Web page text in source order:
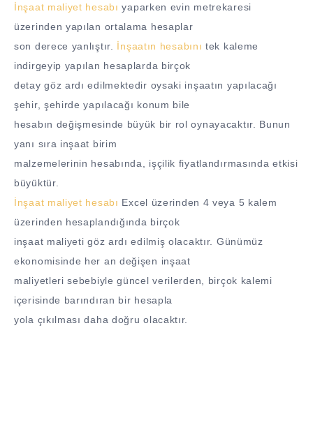
İnşaat maliyet hesabı yaparken evin metrekaresi
üzerinden yapılan ortalama hesaplar
son derece yanlıştır. İnşaatın hesabını tek kaleme
indirgeyip yapılan hesaplarda birçok
detay göz ardı edilmektedir oysaki inşaatın yapılacağı
şehir, şehirde yapılacağı konum bile
hesabın değişmesinde büyük bir rol oynayacaktır. Bunun
yanı sıra inşaat birim
malzemelerinin hesabında, işçilik fiyatlandırmasında etkisi
büyüktür.
İnşaat maliyet hesabı Excel üzerinden 4 veya 5 kalem
üzerinden hesaplandığında birçok
inşaat maliyeti göz ardı edilmiş olacaktır. Günümüz
ekonomisinde her an değişen inşaat
maliyetleri sebebiyle güncel verilerden, birçok kalemi
içerisinde barındıran bir hesapla
yola çıkılması daha doğru olacaktır.